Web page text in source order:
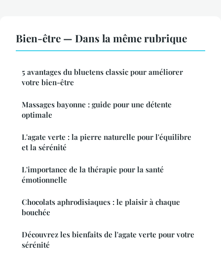
Bien-être — Dans la même rubrique
5 avantages du bluetens classic pour améliorer
votre bien-être
Massages bayonne : guide pour une détente
optimale
L'agate verte : la pierre naturelle pour l'équilibre
et la sérénité
L'importance de la thérapie pour la santé
émotionnelle
Chocolats aphrodisiaques : le plaisir à chaque
bouchée
Découvrez les bienfaits de l'agate verte pour votre
sérénité